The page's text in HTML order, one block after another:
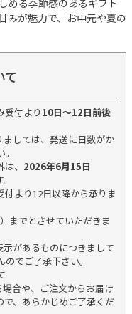
める季節感のあるギフト
みが魅力で、お中元や夏の
て
受付より 10日～12日前後
しては、発送に日数がか
、 2026年6月15日
より12日以降から承りま
までとさせていただきま
示があるものにつきまして
でご了承下さい。
合や、ご注文からお届け
、あらかじめご了承くだ